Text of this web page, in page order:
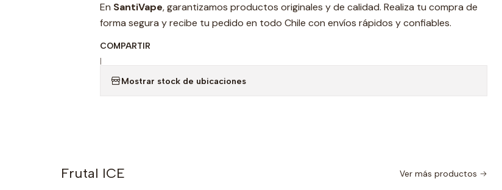
En SantiVape, garantizamos productos originales y de calidad. Realiza tu compra de
forma segura y recibe tu pedido en todo Chile con envíos rápidos y confiables.
COMPARTIR
|
Mostrar stock de ubicaciones
Frutal ICE Ver más productos